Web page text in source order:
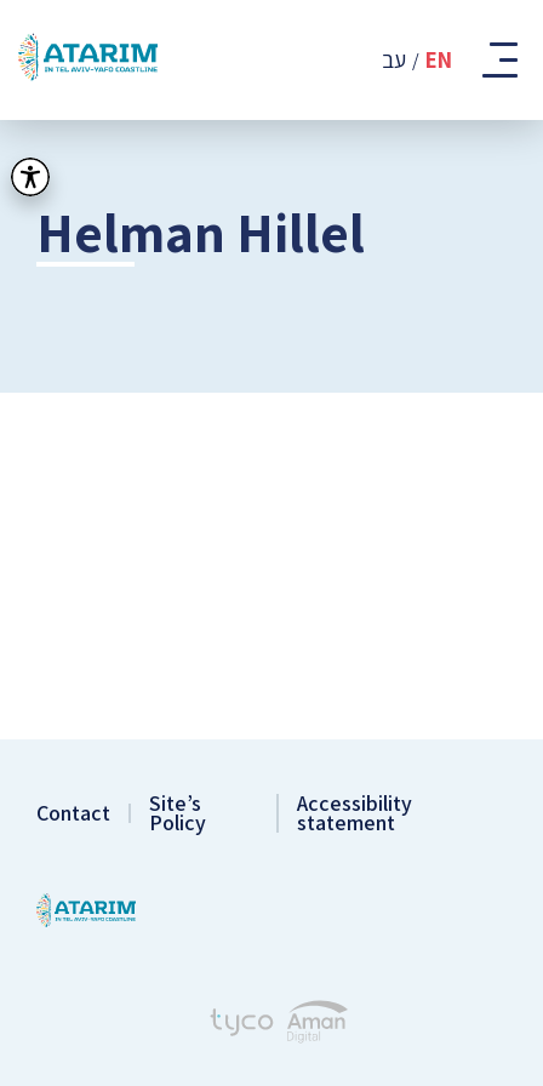
קבוצת
אתרים
של
תל
אביב
עב EN
Helman Hillel
Contact Site’s
Policy
Accessibility
statement